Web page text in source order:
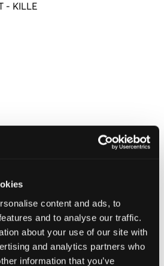
content and ads, to
and to analyse our traffic.
about your use of our site with
and analytics partners who
information that you’ve
- KILLE
Perfekt Stor